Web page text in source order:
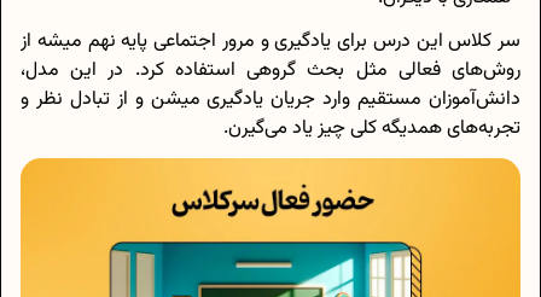
سر کلاس این درس برای یادگیری و مرور اجتماعی پایه نهم میشه از
روش‌های فعالی مثل بحث گروهی استفاده کرد. در این مدل،
دانش‌آموزان مستقیم وارد جریان یادگیری میشن و از تبادل نظر و
تجربه‌های همدیگه کلی چیز یاد می‌گیرن.